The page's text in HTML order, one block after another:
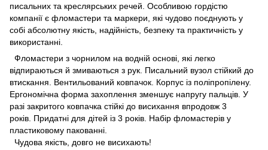
писальних та креслярських речей. Особливою гордістю
компанії є фломастери та маркери, які чудово поєднують у
собі абсолютну якість, надійність, безпеку та практичність у
використанні.
Фломастери з чорнилом на водній основі, які легко
відпираються й змиваються з рук. Писальний вузол стійкий до
втискання. Вентильований ковпачок. Корпус із поліпропілену.
Ергономічна форма захоплення зменшує напругу пальців. У
разі закритого ковпачка стійкі до висихання впродовж 3
років. Придатні для дітей із 3 років. Набір фломастерів у
пластиковому пакованні.
Чудова якість, довго не висихають!